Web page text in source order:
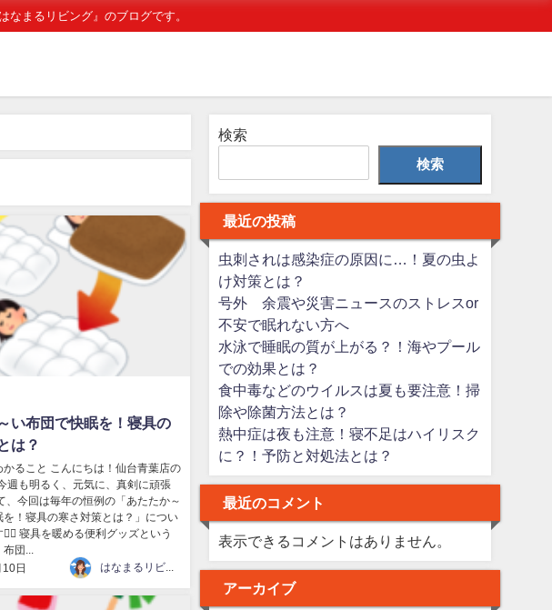
まるリビング』のブログです。
い布団で快眠を！寝具の
は？
かること こんにちは！仙台青葉店の
週も明るく、元気に、真剣に頑張
、今回は毎年の恒例の「あたたか～
を！寝具の寒さ対策とは？」につい
寝具を暖める便利グッズという
布団...
日
はなまるリビング
検索
検索
最近の投稿
虫刺されは感染症の原因に…！夏の虫よ
け対策とは？
号外 余震や災害ニュースのストレスor
不安で眠れない方へ
水泳で睡眠の質が上がる？！海やプール
での効果とは？
食中毒などのウイルスは夏も要注意！掃
除や除菌方法とは？
熱中症は夜も注意！寝不足はハイリスク
に？！予防と対処法とは？
最近のコメント
表示できるコメントはありません。
アーカイブ